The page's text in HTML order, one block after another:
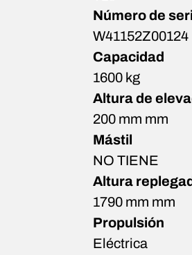
Número de
W41152Z00124
Capacidad
1600 kg
Altura de
200 mm mm
Mástil
NO TIENE
Altura
1790 mm mm
Propulsión
Eléctrica